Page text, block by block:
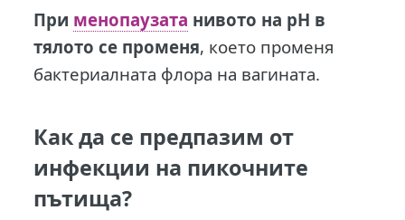
При менопаузата нивото на рН в
тялото се променя, което променя
бактериалната флора на вагината.
Как да се предпазим от
инфекции на пикочните
пътища?